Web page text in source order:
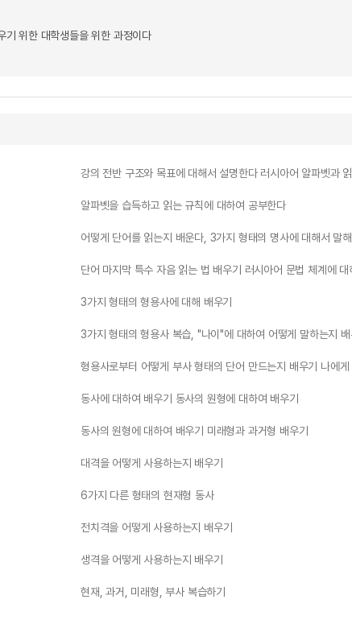
기 위한 대학생들을 위한 과정이다
강의 전반 구조와 목표에 대해서 설명한다 러시아어 알파벳과
알파벳을 습득하고 읽는 규칙에 대하여 공부한다
어떻게 단어를 읽는지 배운다, 3가지 형태의 명사에 대해서 말
단어 마지막 특수 자음 읽는 법 배우기 러시아어 문법 체계에 대
3가지 형태의 형용사에 대해 배우기
3가지 형태의 형용사 복습, "나이"에 대하여 어떻게 말하는지 배
형용사로부터 어떻게 부사 형태의 단어 만드는지 배우기 나에
동사에 대하여 배우기 동사의 원형에 대하여 배우기
동사의 원형에 대하여 배우기 미래형과 과거형 배우기
대격을 어떻게 사용하는지 배우기
6가지 다른 형태의 현재형 동사
전치격을 어떻게 사용하는지 배우기
생격을 어떻게 사용하는지 배우기
현재, 과거, 미래형, 부사 복습하기